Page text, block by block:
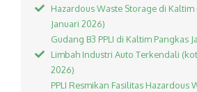
Hazardous Waste Storage di Kaltim
Januari 2026)
Gudang B3 PPLI di Kaltim Pangkas
Limbah Industri Auto Terkendali
2026)
PPLI Resmikan Fasilitas Hazardous